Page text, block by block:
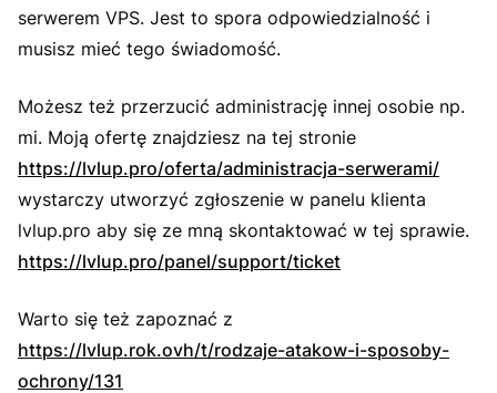
serwerem VPS. Jest to spora odpowiedzialność i
musisz mieć tego świadomość.
Możesz też przerzucić administrację innej osobie np.
mi. Moją ofertę znajdziesz na tej stronie
https://lvlup.pro/oferta/administracja-serwerami/
wystarczy utworzyć zgłoszenie w panelu klienta
lvlup.pro aby się ze mną skontaktować w tej sprawie.
https://lvlup.pro/panel/support/ticket
Warto się też zapoznać z
https://lvlup.rok.ovh/t/rodzaje-atakow-i-sposoby-
ochrony/131